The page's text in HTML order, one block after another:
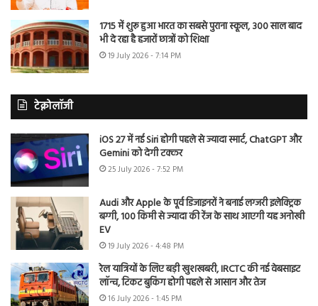
1715 में शुरू हुआ भारत का सबसे पुराना स्कूल, 300 साल बाद
भी दे रहा है हजारों छात्रों को शिक्षा
19 July 2026 - 7:14 PM
टेक्नोलॉजी
iOS 27 में नई Siri होगी पहले से ज्यादा स्मार्ट, ChatGPT और
Gemini को देगी टक्कर
25 July 2026 - 7:52 PM
Audi और Apple के पूर्व डिजाइनरों ने बनाई लग्जरी इलेक्ट्रिक
बग्गी, 100 किमी से ज्यादा की रेंज के साथ आएगी यह अनोखी
EV
19 July 2026 - 4:48 PM
रेल यात्रियों के लिए बड़ी खुशखबरी, IRCTC की नई वेबसाइट
लॉन्च, टिकट बुकिंग होगी पहले से आसान और तेज
16 July 2026 - 1:45 PM